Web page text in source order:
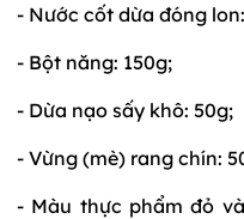
- Nước cốt dừa đóng
- Bột năng: 150g;
- Dừa nạo sấy khô: 50g;
- Vừng (mè) rang chín:
- Màu thực phẩm đỏ